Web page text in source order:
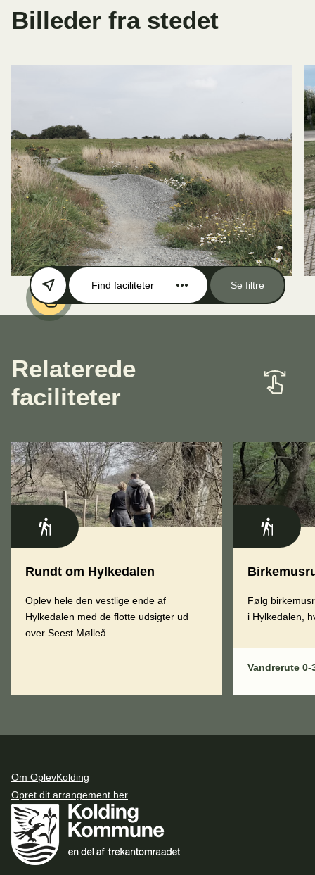
Billeder fra stedet
Find faciliteter Se filtre
Relaterede
faciliteter
Rundt om Hylkedalen
Oplev hele den vestlige ende af
Hylkedalen med de flotte udsigter ud
over Seest Mølleå.
Følg
i Hylkedalen,
Vandrerute 0-
Om OplevKolding
Opret dit arrangement her